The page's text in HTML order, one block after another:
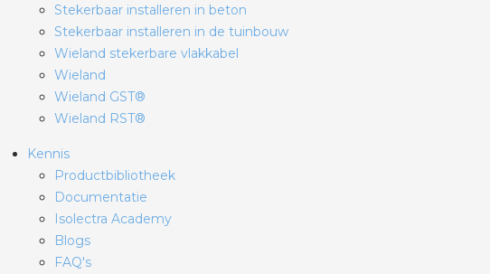
Stekerbaar installeren in beton
Stekerbaar installeren in de tuinbouw
Wieland stekerbare vlakkabel
Wieland
Wieland GST®
Wieland RST®
Kennis
Productbibliotheek
Documentatie
Isolectra Academy
Blogs
FAQ's